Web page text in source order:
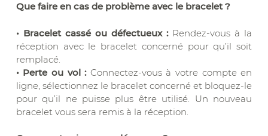
Que faire en cas de problème avec le bracelet ?
• Bracelet cassé ou défectueux :Rendez-vous à la
réception avec le bracelet concerné pour qu’il soit
remplacé.
• Perte ou vol :Connectez-vous à votre compte en
ligne, sélectionnez le bracelet concerné et bloquez-le
pour qu’il ne puisse plus être utilisé. Un nouveau
bracelet vous sera remis à la réception.